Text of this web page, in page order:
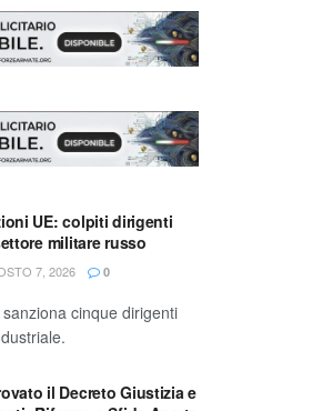
UE: colpiti dirigenti
militare russo
7, 2026 0
sanziona cinque dirigenti
il Decreto Giustizia e